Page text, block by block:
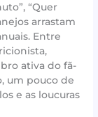
“Quer
arrastam
Entre
ativa do fã-
um pouco de
e as loucuras